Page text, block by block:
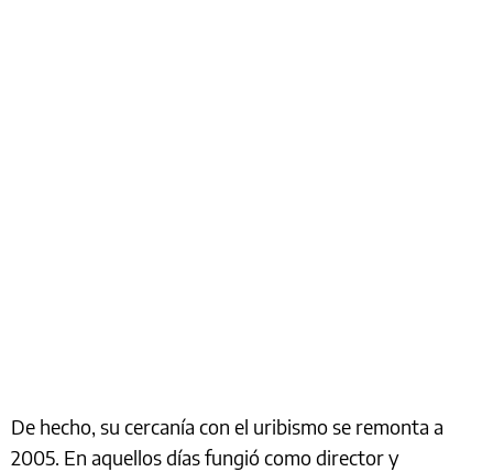
De hecho, su cercanía con el uribismo se remonta a
2005. En aquellos días fungió como director y